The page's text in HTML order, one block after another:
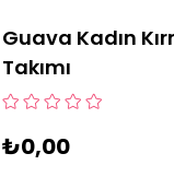
Guava Kadın
Takımı
₺0,00